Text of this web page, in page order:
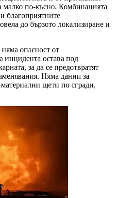
малко по-късно. Комбинацията
благоприятните
до бързото локализиране и
опасност от
инцидента остава под
за да се предотвратят
Няма данни за
щети по сгради,